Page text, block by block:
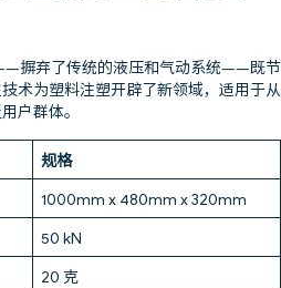
摒弃了传统的液压和气动系统——既节
术为塑料注塑开辟了新领域，适用于从
户群体。
规格
1000mm x 480mm x 320mm
50 kN
20 克